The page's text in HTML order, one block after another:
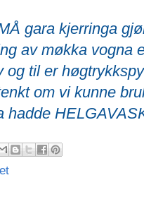
gara kjerringa
av møkka vogna
og til er
om vi kunne
hadde